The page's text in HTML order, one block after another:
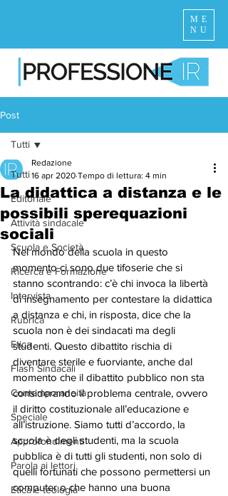
ME
NU
Post
Tutti
Editoriale
Attività sindacale
Scuola e Società
Ricerca e Formazione
Intervista
Rubrica
Etica
Flash Sindacali
Contemporaneità
Speciale
Approfondimenti
Parola ai lettori
Etica e teologia
Tutti
La didattica a distanza e le
possibili sperequazioni
sociali
Redazione
16 apr 2020 Tempo di lettura: 4 min
Nel mondo della scuola in questo
momento ci sono due tifoserie che si
stanno scontrando: c’è chi invoca la libertà
di insegnamento per contestare la didattica
a distanza e chi, in risposta, dice che la
scuola non è dei sindacati ma degli
studenti. Questo dibattito rischia di
diventare sterile e fuorviante, anche dal
momento che il dibattito pubblico non sta
considerando il problema centrale, ovvero
il diritto costituzionale all’educazione e
all’istruzione. Siamo tutti d’accordo, la
scuola è degli studenti, ma la scuola
pubblica è di tutti gli studenti, non solo di
quelli fortunati che possono permettersi un
computer o che hanno una buona